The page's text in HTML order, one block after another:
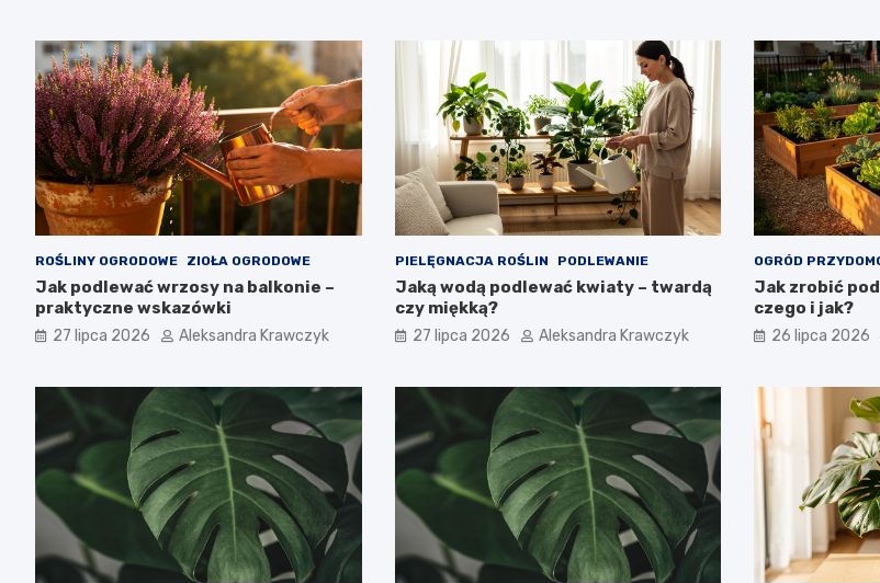
ROŚLINY OGRODOWE ZIOŁA OGRODOWE
Jak podlewać wrzosy na balkonie –
praktyczne wskazówki
27 lipca 2026 Aleksandra Krawczyk
PIELĘGNACJA ROŚLIN PODLEWANIE
Jaką wodą podlewać kwiaty – twardą
czy miękką?
27 lipca 2026 Aleksandra Krawczyk
OGRÓD
Jak zrobić
czego i jak?
26 lipca 2026